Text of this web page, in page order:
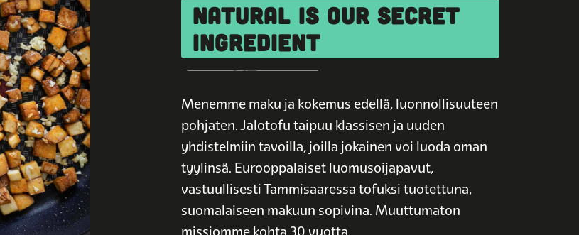
NATURAL IS OUR SECRET
INGREDIENT
Menemme maku ja kokemus edellä, luonnollisuuteen
pohjaten. Jalotofu taipuu klassisen ja uuden
yhdistelmiin tavoilla, joilla jokainen voi luoda oman
tyylinsä. Eurooppalaiset luomusoijapavut,
vastuullisesti Tammisaaressa tofuksi tuotettuna,
suomalaiseen makuun sopivina. Muuttumaton
missiomme kohta 30 vuotta.